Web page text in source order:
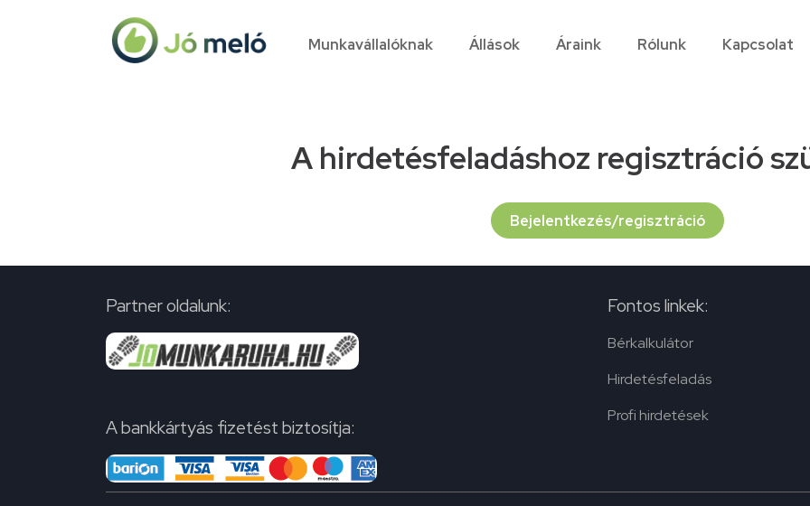
Munkavállalóknak Állások Áraink Rólunk Kapcsolat
A hirdetésfeladáshoz regisztráció
Bejelentkezés/regisztráció
Partner oldalunk:
A bankkártyás fizetést biztosítja:
Fontos linkek:
Bérkalkulátor
Hirdetésfeladás
Profi hirdetések